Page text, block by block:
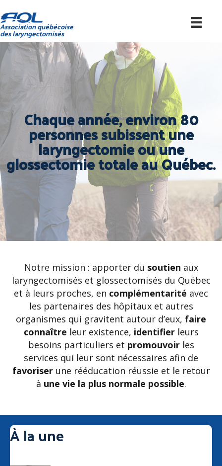
Association québécoise
des laryngectomisés
Chaque année, environ 80
personnes subissent une
laryngectomie ou une
glossectomie totale au Québec.
Notre mission : apporter du soutien aux
laryngectomisés et glossectomisés du Québec
et à leurs proches, en complémentarité avec
les partenaires des hôpitaux et autres
organismes qui gravitent autour d’eux, faire
connaître leur existence, identifierleurs
besoins particuliers et promouvoirles
services qui leur sont nécessaires afin de
favoriserune rééducation réussie et le retour
à une vie la plus normale possible.
À la une